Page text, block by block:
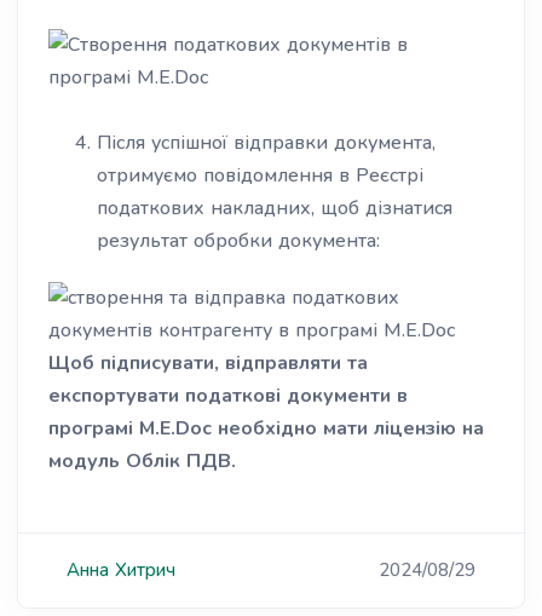
Після успішної відправки документа,
отримуємо повідомлення в Реєстрі
податкових накладних, щоб дізнатися
результат обробки документа:
Щоб підписувати, відправляти та
експортувати податкові документи в
програмі M.E.Doc необхідно мати ліцензію на
модуль Облік ПДВ.
Анна Хитрич 2024/08/29